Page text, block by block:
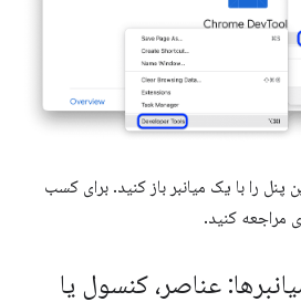
را با یک میانبر باز کنید. برای کسب
مراجعه کنید.
عناصر، کنسول یا